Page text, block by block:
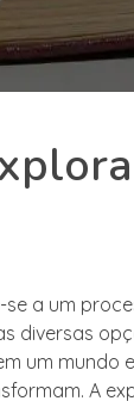
a um
diversas
um mundo
A